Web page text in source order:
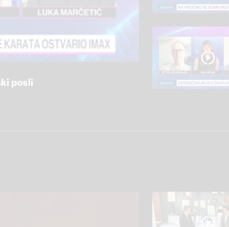
posli